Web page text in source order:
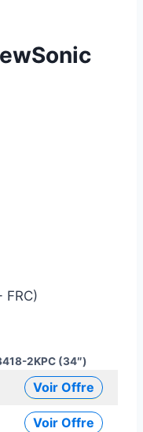
FRC)
Voir Offre
Voir Offre
2KPC (34″)